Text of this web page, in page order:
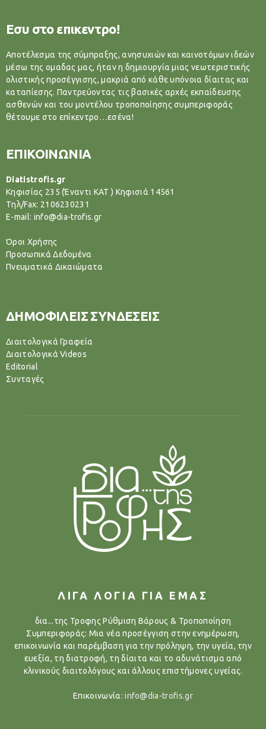
Εσυ στο επικεντρο!
Αποτέλεσμα της σύμπραξης, ανησυχιών και καινοτόμων ιδεών
μέσω της ομαδας μας, ήταν η δημιουργία μιας νεωτεριστικής
ολιστικής προσέγγισης, μακριά από κάθε υπόνοια δίαιτας και
καταπίεσης. Παντρεύοντας τις βασικές αρχές εκπαίδευσης
ασθενών και του μοντέλου τροποποίησης συμπεριφοράς
θέτουμε στο επίκεντρο…εσένα!
ΕΠΙΚΟΙΝΩΝΙΑ
Diatistrofis.gr
Κηφισίας 235 (Έναντι ΚΑΤ ) Κηφισιά 14561
Tηλ/Fax: 2106230231
E-mail: info@dia-trofis.gr
Όροι Χρήσης
Προσωπικά Δεδομένα
Πνευματικά Δικαιώματα
ΔΗΜΟΦΙΛΕΙΣ ΣΥΝΔΕΣΕΙΣ
Διαιτολογικά Γραφεία
Διαιτολογικά Videos
Editorial
Συνταγές
ΛΙΓΑ ΛΟΓΙΑ ΓΙΑ ΕΜΑΣ
δια...της Τροφης Ρύθμιση Βάρους & Τροποποίηση
Συμπεριφοράς: Μια νέα προσέγγιση στην ενημέρωση,
επικοινωνία και παρέμβαση για την πρόληψη, την υγεία, την
ευεξία, τη διατροφή, τη δίαιτα και το αδυνάτισμα από
κλινικούς διαιτολόγους και άλλους επιστήμονες υγείας.
Επικοινωνία:info@dia-trofis.gr